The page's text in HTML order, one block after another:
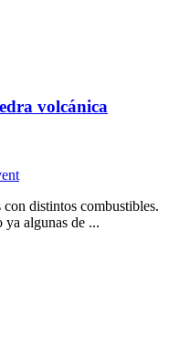
volcánica
distintos combustibles.
ya algunas de ...